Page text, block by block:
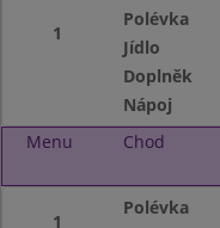
1
Polévka
Jídlo
Doplněk
Nápoj
Menu
Chod
1
Polévka